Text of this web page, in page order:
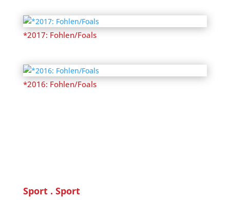
*2017: Fohlen/Foals
*2016: Fohlen/Foals
Sport . Sport